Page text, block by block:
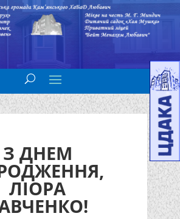
З ДНЕМ
ЛІОРА